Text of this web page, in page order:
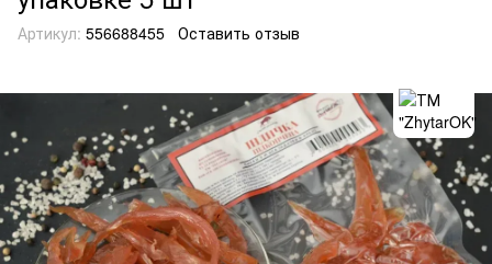
Артикул: 556688455 Оставить отзыв